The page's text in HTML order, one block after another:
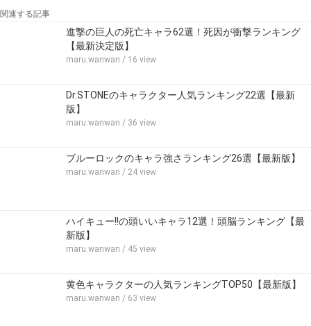
関連する記事
進撃の巨人の死亡キャラ62選！死因が衝撃ランキング
【最新決定版】
maru.wanwan / 16 view
Dr.STONEのキャラクター人気ランキング22選【最新
版】
maru.wanwan / 36 view
ブルーロックのキャラ強さランキング26選【最新版】
maru.wanwan / 24 view
ハイキュー!!の頭いいキャラ12選！頭脳ランキング【最
新版】
maru.wanwan / 45 view
黄色キャラクターの人気ランキングTOP50【最新版】
maru.wanwan / 63 view